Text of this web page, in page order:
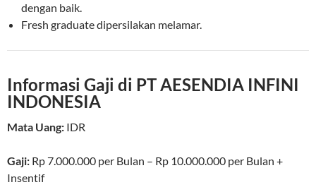
dengan baik.
Fresh graduate dipersilakan melamar.
Informasi Gaji di PT AESENDIA INFINI
INDONESIA
Mata Uang: IDR
Gaji: Rp 7.000.000 per Bulan – Rp 10.000.000 per Bulan +
Insentif